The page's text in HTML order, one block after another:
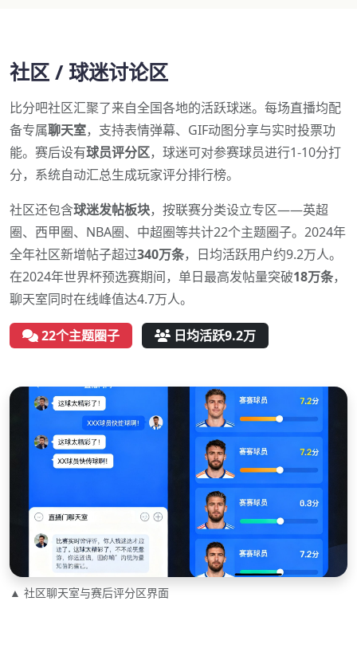
社区 / 球迷讨论区
比分吧社区汇聚了来自全国各地的活跃球迷。每场直播均配
备专属聊天室，支持表情弹幕、GIF动图分享与实时投票功
能。赛后设有球员评分区，球迷可对参赛球员进行1-10分打
分，系统自动汇总生成玩家评分排行榜。
社区还包含球迷发帖板块，按联赛分类设立专区——英超
圈、西甲圈、NBA圈、中超圈等共计22个主题圈子。2024年
全年社区新增帖子超过340万条，日均活跃用户约9.2万人。
在2024年世界杯预选赛期间，单日最高发帖量突破18万条，
聊天室同时在线峰值达4.7万人。
22个主题圈子 日均活跃9.2万
▲ 社区聊天室与赛后评分区界面